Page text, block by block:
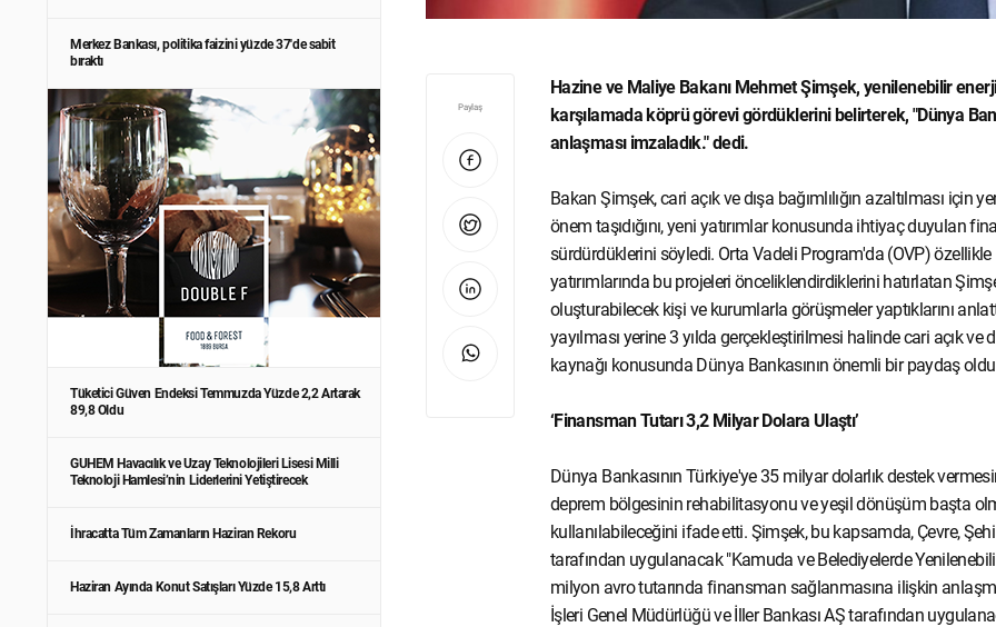
Merkez Bankası, politika faizini yüzde 37'de sabit
bıraktı
Tüketici Güven Endeksi Temmuzda Yüzde 2,2 Artarak
89,8 Oldu
GUHEM Havacılık ve Uzay Teknolojileri Lisesi Milli
Teknoloji Hamlesi’nin Liderlerini Yetiştirecek
İhracatta Tüm Zamanların Haziran Rekoru
Haziran Ayında Konut Satışları Yüzde 15,8 Arttı
Paylaş
Hazine ve Maliye Bakanı Mehmet Şimşek, yenilenebilir
karşılamada köprü görevi gördüklerini belirterek, "Dünya
anlaşması imzaladık." dedi.
Bakan Şimşek, cari açık ve dışa bağımlılığın azaltılması için
önem taşıdığını, yeni yatırımlar konusunda ihtiyaç duyulan
sürdürdüklerini söyledi. Orta Vadeli Program'da (OVP) özellikle
yatırımlarında bu projeleri önceliklendirdiklerini hatırlatan
oluşturabilecek kişi ve kurumlarla görüşmeler yaptıklarını
yayılması yerine 3 yılda gerçekleştirilmesi halinde cari açık ve
kaynağı konusunda Dünya Bankasının önemli bir paydaş
‘Finansman Tutarı 3,2 Milyar Dolara Ulaştı’
Dünya Bankasının Türkiye'ye 35 milyar dolarlık destek
deprem bölgesinin rehabilitasyonu ve yeşil dönüşüm başta
kullanılabileceğini ifade etti. Şimşek, bu kapsamda, Çevre,
tarafından uygulanacak "Kamuda ve Belediyelerde
milyon avro tutarında finansman sağlanmasına ilişkin
İşleri Genel Müdürlüğü ve İller Bankası AŞ tarafından